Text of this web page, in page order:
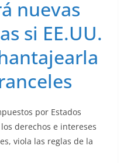
nuevas
si EE.UU.
por Estados
derechos e intereses
viola las reglas de la